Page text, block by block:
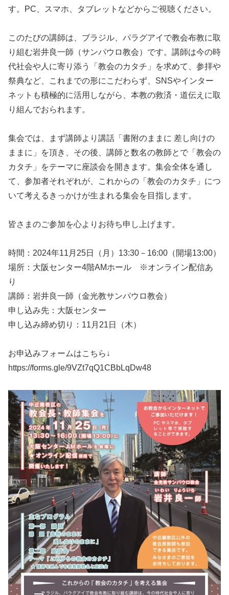
す。PC、スマホ、タブレットなどからご視聴ください。
このたびの講師は、ブラジル、パラグアイで教会布教に取
り組む岩井良一師（サンパウロ教会）です。講師は今の時
代社会や人に寄り添う「教会のカタチ」を求めて、参拝や
祭典など、これまでの形にこだわらず、SNSやインター
ネットも積極的に活用しながら、本教の救済・道伝えに取
り組んでおられます。
集会では、まず講師より講話「書附のままに 差し向けの
ままに」を頂き、その後、講師と数名の教師とで「教会の
カタチ」をテーマに座談会を開きます。集会全体を通し
て、参加者それぞれが、これからの「教会のカタチ」につ
いて考えるきっかけが生まれる集会を目指します。
皆さまのご参加を心よりお待ち申し上げます。
時間：2024年11月25日（月）13:30－16:00（開場13:00）
場所：大阪センター4階AMホール ※オンライン配信あ
り
講師：岩井良一師（金光教サンパウロ教会）
申し込み先：大阪センター
申し込み締め切り：11月21日（木）
お申込みフォームはこちら↓
https://forms.gle/9VZt7qQ1CBbLqDw48